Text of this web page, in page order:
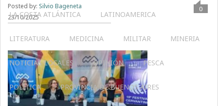
LA COSTA ATLÁNTICA LATINOAMERICA
LITERATURA MEDICINA MILITAR MINERIA
NOTICIAS LOCALES OPINIÓN PESCA
POLÍTICA PROVINCIA DE BUENOS AIRES
Posted by: Silvio Bageneta
23/10/2025
0